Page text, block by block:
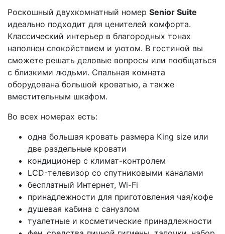
Роскошный двухкомнатный номер Senior Suite
идеально подходит для ценителей комфорта.
Классический интерьер в благородных тонах
наполнен спокойствием и уютом. В гостиной вы
сможете решать деловые вопросы или пообщаться
с близкими людьми. Спальная комната
оборудована большой кроватью, а также
вместительным шкафом.
Во всех номерах есть:
одна большая кровать размера King size или
две раздельные кровати
кондиционер с климат-контролем
LCD-телевизор со спутниковыми каналами
бесплатный Интернет, Wi-Fi
принадлежности для приготовления чая/кофе
душевая кабина с санузлом
туалетные и косметические принадлежности